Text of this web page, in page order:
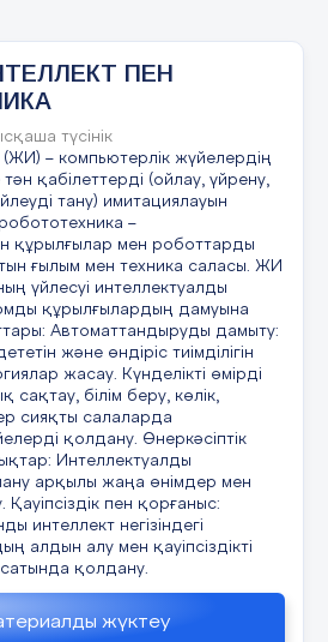
ПЕН
түсінік
– компьютерлік жүйелердің
тән қабілеттерді (ойлау, үйрену,
тану) имитациялауын
–
құрылғылар мен роботтарды
ғылым мен техника саласы. ЖИ
үйлесуі интеллектуалды
құрылғылардың дамуына
Автоматтандыруды дамыту:
және өндіріс тиімділігін
жасау. Күнделікті өмірді
сақтау, білім беру, көлік,
сияқты салаларда
қолдану. Өнеркәсіптік
Интеллектуалды
арқылы жаңа өнімдер мен
пен қорғаныс:
интеллект негізіндегі
алдын алу мен қауіпсіздікті
қолдану.
жүктеу